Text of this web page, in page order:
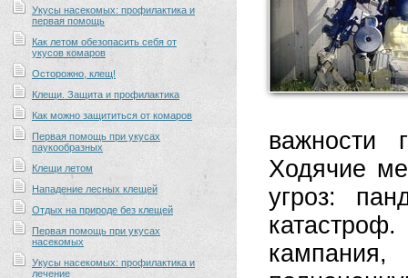
Укусы насекомых: профилактика и
первая помощь
Как летом обезопасить себя от
укусов комаров
Осторожно, клещ!
Клещи. Защита и профилактика
Как можно защититься от комаров
Первая помощь при укусах
паукообразных
Клещи летом
Нападение лесных клещей
Отдых на природе без клещей
Первая помощь при укусах
насекомых
Укусы насекомых: профилактика и
лечение
важности
Ходячие
угроз: